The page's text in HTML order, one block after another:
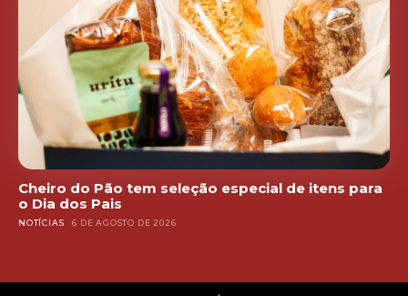
Cheiro do Pão tem seleção especial de itens para
o Dia dos Pais
NOTÍCIAS 6 DE AGOSTO DE 2026